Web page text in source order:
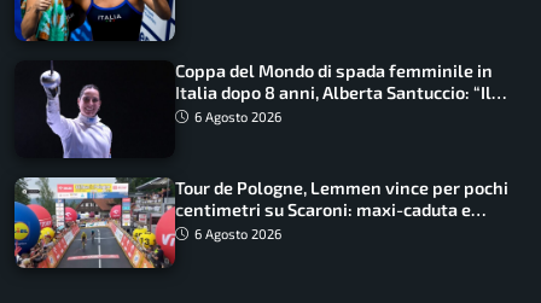
Coppa del Mondo di spada femminile in
Italia dopo 8 anni, Alberta Santuccio: “Il
lavoro dà sempre i suoi frutti”
6 Agosto 2026
Tour de Pologne, Lemmen vince per pochi
centimetri su Scaroni: maxi-caduta e
tappa accorciata
6 Agosto 2026